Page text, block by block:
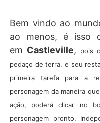
Bem vindo ao
ao menos, é isso
em Castleville,
pois
pedaço de terra, e seu
primeira tarefa para a
personagem da maneira
ação, poderá clicar no
personagem pronto.